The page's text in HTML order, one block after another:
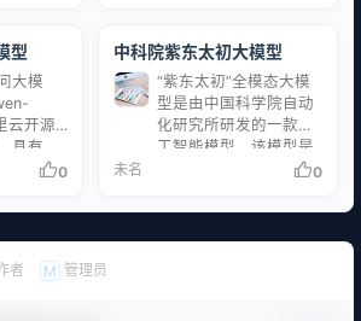
6B：
语…
会上正式发布，这是一
个千亿级的大模型…
程中使
是对标
开发的
的
提供与
个真正
国产大
着它具
飞星火大模型的主要功
飞星火大模型可以回答
各种问题，包括医学知
识、百科知识、天文地
理等各个领域的问题。
用户只需要输入问题，
火大模型可以生成各种
型
大模
云开源
具有
目前国
在10个
标杆
0
中科院紫东太初大模型
“紫东太初”全模态大模
型是由中国科学院自动
化研究所研发的一款人
工智能模型。该模型是
在多模态大模型“紫东太
的2.0版本，在语音、图
未名 0
者 M 管理员